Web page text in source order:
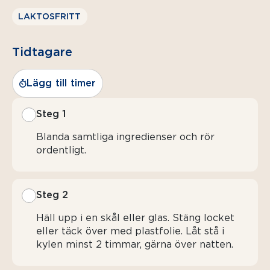
LAKTOSFRITT
Tidtagare
Lägg till timer
Steg 1
Blanda samtliga ingredienser och rör
ordentligt.
Steg 2
Häll upp i en skål eller glas. Stäng locket
eller täck över med plastfolie. Låt stå i
kylen minst 2 timmar, gärna över natten.